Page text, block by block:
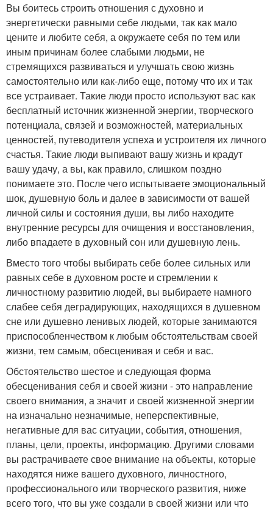
Вы боитесь строить отношения с духовно и
энергетически равными себе людьми, так как мало
цените и любите себя, а окружаете себя по тем или
иным причинам более слабыми людьми, не
стремящихся развиваться и улучшать свою жизнь
самостоятельно или как-либо еще, потому что их и так
все устраивает. Такие люди просто используют вас как
бесплатный источник жизненной энергии, творческого
потенциала, связей и возможностей, материальных
ценностей, путеводителя успеха и устроителя их личного
счастья. Такие люди выпивают вашу жизнь и крадут
вашу удачу, а вы, как правило, слишком поздно
понимаете это. После чего испытываете эмоциональный
шок, душевную боль и далее в зависимости от вашей
личной силы и состояния души, вы либо находите
внутренние ресурсы для очищения и восстановления,
либо впадаете в духовный сон или душевную лень.
Вместо того чтобы выбирать себе более сильных или
равных себе в духовном росте и стремлении к
личностному развитию людей, вы выбираете намного
слабее себя деградирующих, находящихся в душевном
сне или душевно ленивых людей, которые занимаются
приспособленчеством к любым обстоятельствам своей
жизни, тем самым, обесценивая и себя и вас.
Обстоятельство шестое и следующая форма
обесценивания себя и своей жизни - это направление
своего внимания, а значит и своей жизненной энергии
на изначально незначимые, неперспективные,
негативные для вас ситуации, события, отношения,
планы, цели, проекты, информацию. Другими словами
вы растрачиваете свое внимание на объекты, которые
находятся ниже вашего духовного, личностного,
профессионального или творческого развития, ниже
всего того, что вы уже создали в своей жизни или что